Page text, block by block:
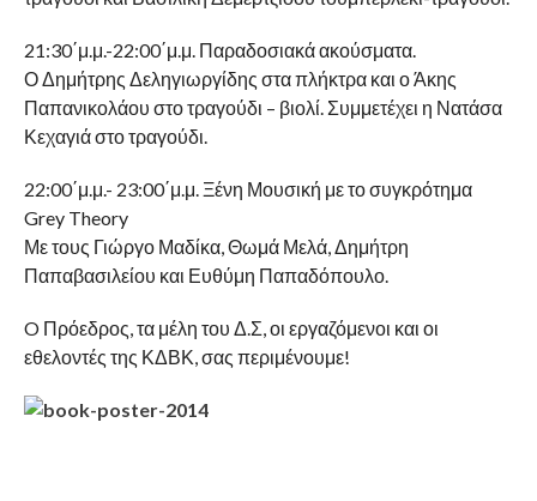
21:30΄μ.μ.-22:00΄μ.μ. Παραδοσιακά ακούσματα.
Ο Δημήτρης Δεληγιωργίδης στα πλήκτρα και ο Άκης
Παπανικολάου στο τραγούδι – βιολί. Συμμετέχει η Νατάσα
Κεχαγιά στο τραγούδι.
22:00΄μ.μ.- 23:00΄μ.μ. Ξένη Μουσική με το συγκρότημα
Grey Theory
Με τους Γιώργο Μαδίκα, Θωμά Μελά, Δημήτρη
Παπαβασιλείου και Ευθύμη Παπαδόπουλο.
O Πρόεδρος, τα μέλη του Δ.Σ, οι εργαζόμενοι και οι
εθελοντές της ΚΔΒΚ, σας περιμένουμε!